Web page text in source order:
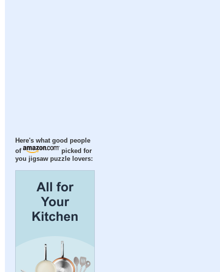
Here's what good people
of
picked for
you jigsaw puzzle lovers: